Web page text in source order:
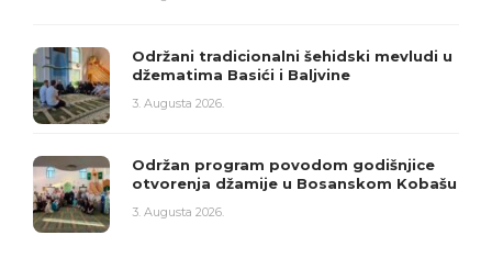
Održani tradicionalni šehidski mevludi u
džematima Basići i Baljvine
3. Augusta 2026.
Održan program povodom godišnjice
otvorenja džamije u Bosanskom Kobašu
3. Augusta 2026.